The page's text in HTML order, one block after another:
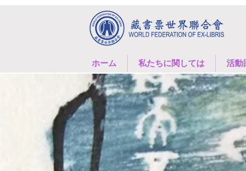
ホーム 私たちに関しては 活動